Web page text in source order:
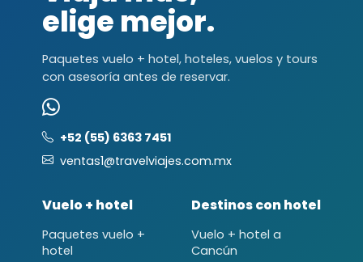
elige mejor.
Paquetes vuelo + hotel, hoteles, vuelos y tours
con asesoría antes de reservar.
+52 (55) 6363 7451
ventas1@travelviajes.com.mx
Vuelo + hotel
Paquetes vuelo +
hotel
Destinos con hotel
Vuelo + hotel a
Cancún